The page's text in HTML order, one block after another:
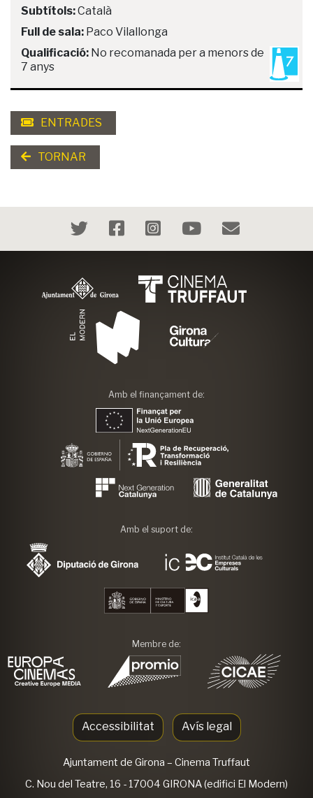
Subtítols:Català
Full de sala: Paco Vilallonga
Qualificació: No recomanada per a menors de
7 anys
ENTRADES
TORNAR
Amb el finançament de:
Amb el suport de:
Membre de:
Accessibilitat Avís legal
Ajuntament de Girona – Cinema Truffaut
C. Nou del Teatre, 16 - 17004 GIRONA (edifici El Modern)